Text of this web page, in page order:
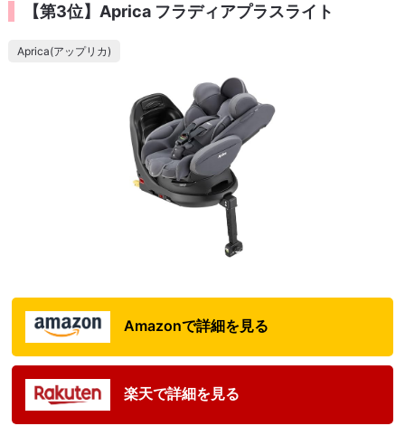
【第3位】Aprica フラディアプラスライト
Aprica(アップリカ)
Amazonで詳細を見る
楽天で詳細を見る